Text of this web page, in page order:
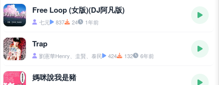
Free Loop (女版)(DJ阿凡版)
七元 837 24 1年前
Trap
劉憲華Henry、圭賢、泰民 424 132 6年前
媽咪說我是豬